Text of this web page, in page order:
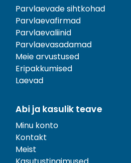
Parvlaevade sihtkohad
Parvlaevafirmad
Parvlaevaliinid
Parvlaevasadamad
Meie arvustused
Eripakkumised
Laevad
Abi ja kasulik teave
Minu konto
Kontakt
Meist